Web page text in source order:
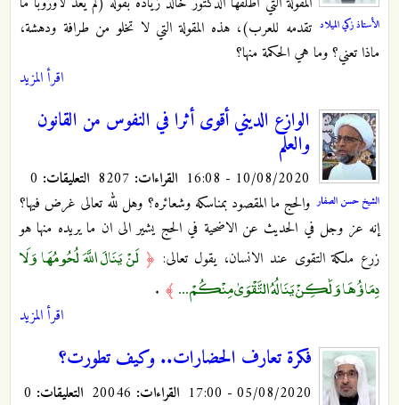
الأستاذ زكي الميلاد تقدمه للعرب)، هذه المقولة التي لا تخلو من طرافة ودهشة،
ماذا تعني؟ وما هي الحكمة منها؟
اقرأ المزيد
الشيخ حسن الصفار
الوازع الديني أقوى أثرا في النفوس من القانون
والعلم
10/08/2020 - 16:08 القراءات: التعليقات:
والحج ما المقصود بمناسكه وشعائره؟ وهل لله تعالى غرض فيها؟
إنه عز وجل في الحديث عن الاضحية في الحج يشير الى ان ما يريده منها هو
زرع ملكة التقوى عند الانسان، يقول تعالى: ﴿ لَنْ يَنَالَ اللَّهَ لُحُومُهَا وَلَا
دِمَاؤُهَا وَلَٰكِنْ يَنَالُهُ التَّقْوَىٰ مِنْكُمْ ... ﴾ .
اقرأ المزيد
فكرة تعارف الحضارات.. وكيف تطورت؟
05/08/2020 - 17:00 القراءات: التعليقات: